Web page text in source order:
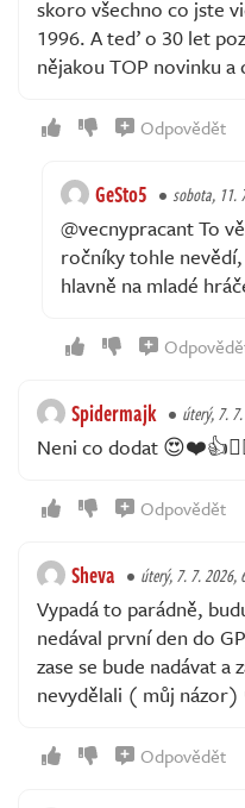
skoro všechno co jste
1996. A teď o 30 let
nějakou TOP novinku
Odpovědět
GeSto5 sobota, 11.
@vecnypracant To
ročníky tohle
hlavně na mladé
Spidermajk úterý, 7.
Neni co dodat
Odpovědět
Sheva úterý, 7. 7. 2026,
Vypadá to parádně,
nedával první den do
zase se bude nadávat
nevydělali ( můj
Odpovědět